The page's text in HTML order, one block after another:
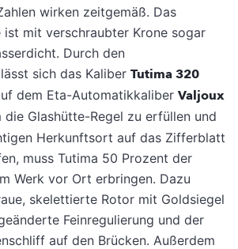
wirken zeitgemäß. Das
ist mit verschraubter Krone sogar
Durch den
sich das Kaliber Tutima 320
dem Eta-Automatikkaliber Valjoux
die Glashütte-Regel zu erfüllen und
Herkunftsort auf das Zifferblatt
muss Tutima 50 Prozent der
Werk vor Ort erbringen. Dazu
skelettierte Rotor mit Goldsiegel
Feinregulierung und der
auf den Brücken. Außerdem